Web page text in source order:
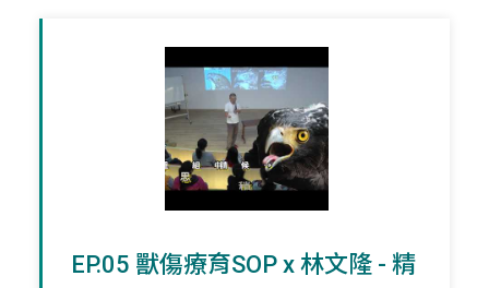
EP.05 獸傷療育SOP x 林文隆 - 精